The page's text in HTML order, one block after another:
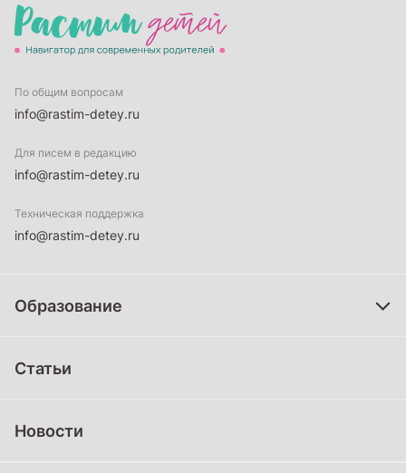
По общим вопросам
info@rastim-detey.ru
Для писем в редакцию
info@rastim-detey.ru
Техническая поддержка
info@rastim-detey.ru
Образование
Статьи
Новости